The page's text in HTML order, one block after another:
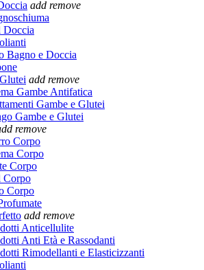
add remove
Doccia
Bagno e Doccia
add remove
Gambe Antifatica
Gambe e Glutei
Gambe e Glutei
remove
Corpo
Corpo
Corpo
Corpo
Corpo
add remove
Anticellulite
Anti Età e Rassodanti
Rimodellanti e Elasticizzanti